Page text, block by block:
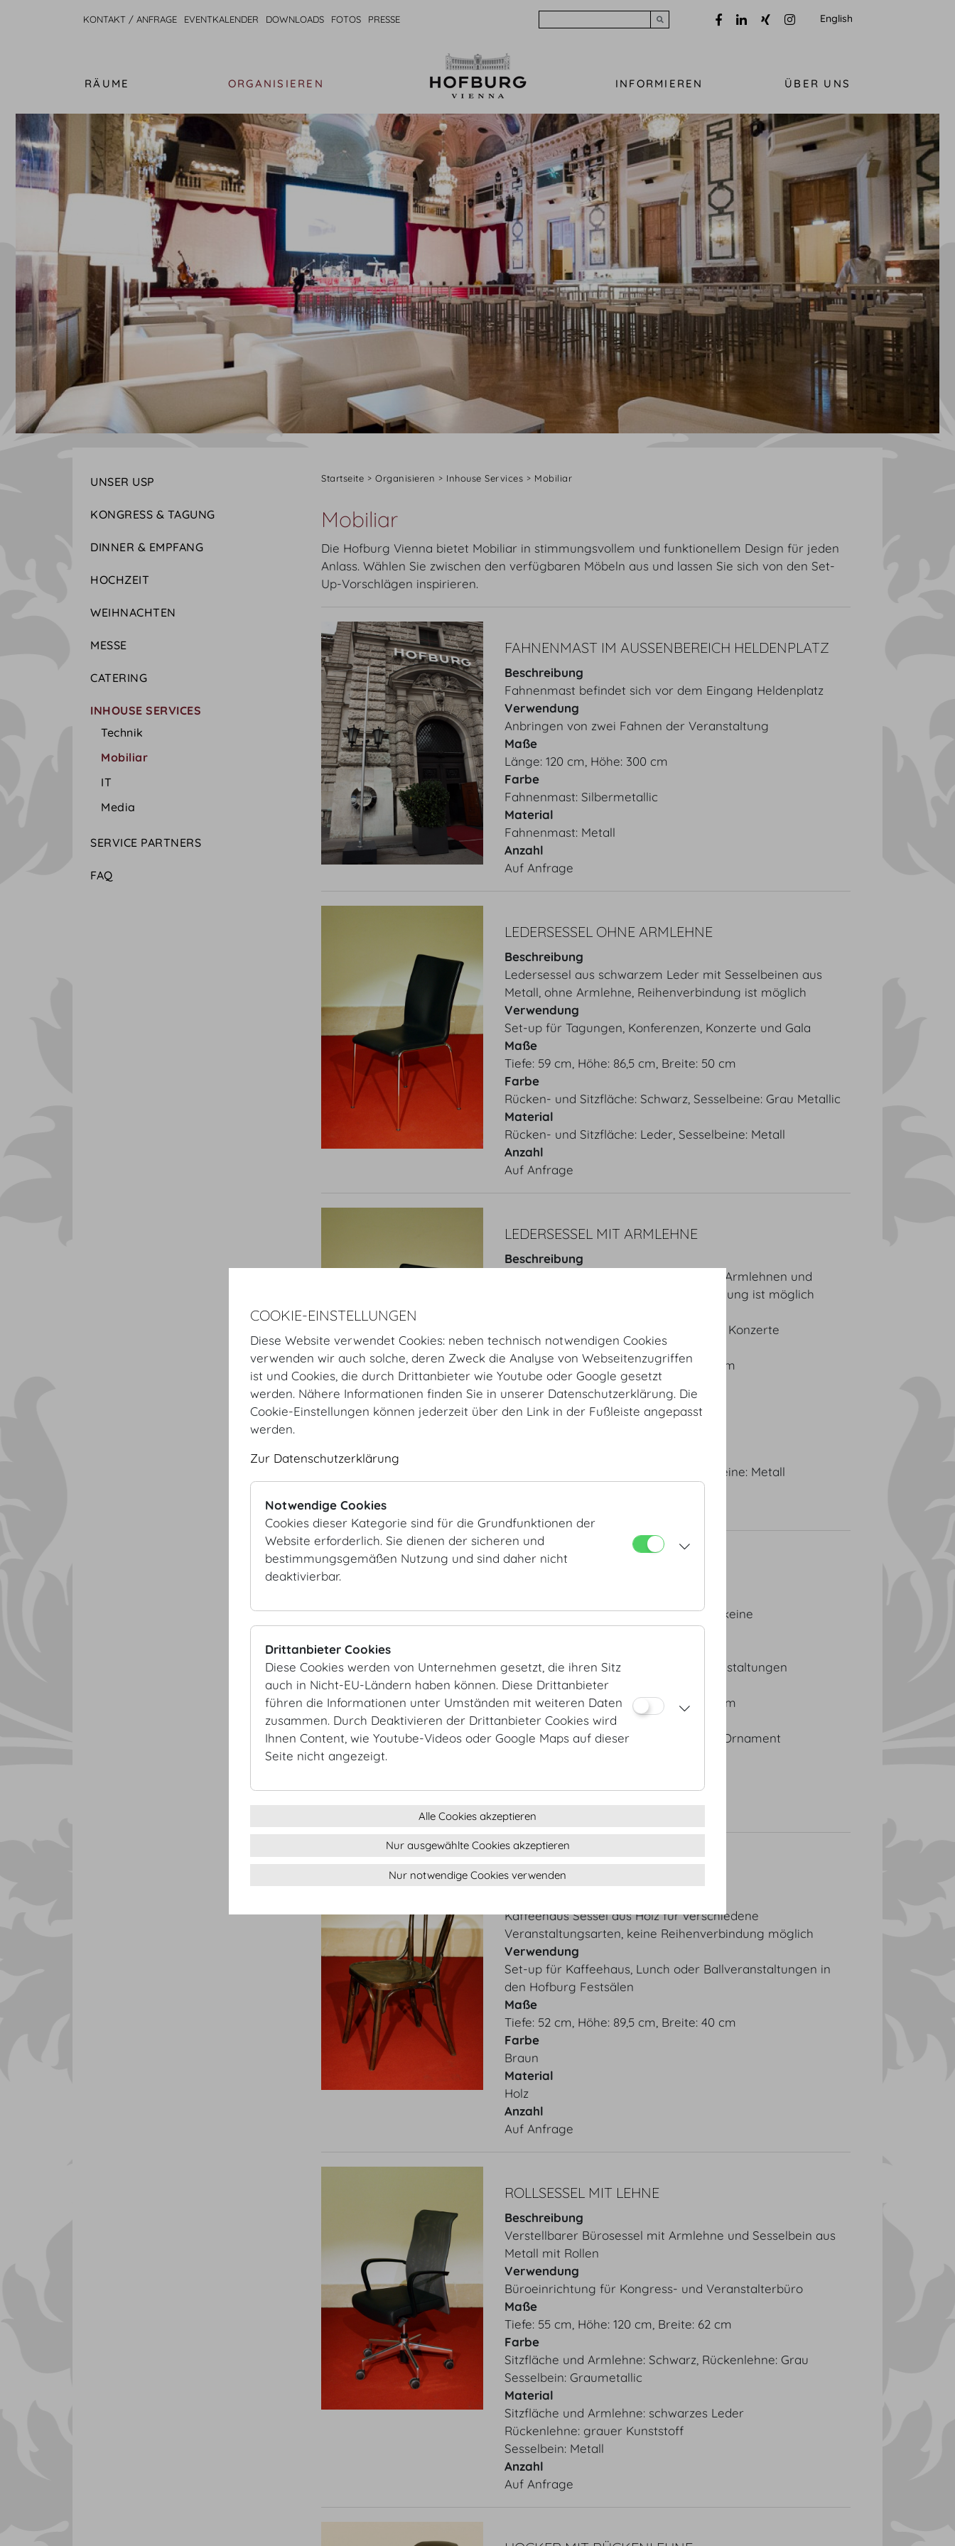
KONTAKT / ANFRAGE EVENTKALENDER DOWNLOADS FOTOS PRESSE English
RÄUME ORGANISIEREN INFORMIEREN ÜBER UNS
UNSER USP
KONGRESS & TAGUNG
DINNER & EMPFANG
HOCHZEIT
WEIHNACHTEN
MESSE
CATERING
INHOUSE SERVICES
Technik
Mobiliar
IT
Media
SERVICE PARTNERS
FAQ
Startseite Organisieren Inhouse Services Mobiliar
Mobiliar
Die Hofburg Vienna bietet Mobiliar in stimmungsvollem und funktionellem Design für jeden
Anlass. Wählen Sie zwischen den verfügbaren Möbeln aus und lassen Sie sich von den Set-
Up-Vorschlägen inspirieren.
FAHNENMAST IM AUSSENBEREICH HELDENPLATZ
Beschreibung
Fahnenmast befindet sich vor dem Eingang Heldenplatz
Verwendung
Anbringen von zwei Fahnen der Veranstaltung
Maße
Länge: 120 cm, Höhe: 300 cm
Farbe
Fahnenmast: Silbermetallic
Material
Fahnenmast: Metall
Anzahl
Auf Anfrage
LEDERSESSEL OHNE ARMLEHNE
Beschreibung
Ledersessel aus schwarzem Leder mit Sesselbeinen aus
Metall, ohne Armlehne, Reihenverbindung ist möglich
Verwendung
Set-up für Tagungen, Konferenzen, Konzerte und Gala
Maße
Tiefe: 59 cm, Höhe: 86,5 cm, Breite: 50 cm
Farbe
Rücken- und Sitzfläche: Schwarz, Sesselbeine: Grau Metallic
Material
Rücken- und Sitzfläche: Leder, Sesselbeine: Metall
Anzahl
Auf Anfrage
LEDERSESSEL MIT ARMLEHNE
Beschreibung
Ledersessel aus schwarzem Leder mit Armlehnen und
Sesselbeinen aus Metall, Reihenverbindung ist möglich
Set-up für Tagungen, Konferenzen und Konzerte
Maße
Tiefe: 59 cm, Höhe: 86,5 cm, Breite: 52 cm
Farbe
Rücken- und Sitzfläche: Schwarz
Armlehne: Schwarz
Rücken- und Sitzfläche: Leder, Sesselbeine: Metall
Goldsessel mit Polsterung, stappelbar, keine
Set-up für Galabankette und Festveranstaltungen
Maße
Tiefe: 43,5 cm, Höhe: 89 cm, Breite: 50 cm
Farbe
Sessel: Gold, Polsterung: goldfarbenes Ornament
Anzahl
Auf Anfrage
THONET-SESSEL
Kaffeehaus Sessel aus Holz für verschiedene
Veranstaltungsarten, keine Reihenverbindung möglich
Verwendung
Set-up für Kaffeehaus, Lunch oder Ballveranstaltungen in
den Hofburg Festsälen
Maße
Tiefe: 52 cm, Höhe: 89,5 cm, Breite: 40 cm
Farbe
Braun
Material
Holz
Anzahl
Auf Anfrage
ROLLSESSEL MIT LEHNE
Beschreibung
Verstellbarer Bürosessel mit Armlehne und Sesselbein aus
Metall mit Rollen
Verwendung
Büroeinrichtung für Kongress- und Veranstalterbüro
Maße
Tiefe: 55 cm, Höhe: 120 cm, Breite: 62 cm
Farbe
Sitzfläche und Armlehne: Schwarz, Rückenlehne: Grau
Sesselbein: Graumetallic
Material
Sitzfläche und Armlehne: schwarzes Leder
Rückenlehne: grauer Kunststoff
Sesselbein: Metall
Anzahl
Auf Anfrage
COOKIE-EINSTELLUNGEN
Diese Website verwendet Cookies: neben technisch notwendigen Cookies
verwenden wir auch solche, deren Zweck die Analyse von Webseitenzugriffen
ist und Cookies, die durch Drittanbieter wie Youtube oder Google gesetzt
werden. Nähere Informationen finden Sie in unserer Datenschutzerklärung. Die
Cookie-Einstellungen können jederzeit über den Link in der Fußleiste angepasst
werden.
Zur Datenschutzerklärung
Notwendige Cookies
Cookies dieser Kategorie sind für die Grundfunktionen der
Website erforderlich. Sie dienen der sicheren und
bestimmungsgemäßen Nutzung und sind daher nicht
deaktivierbar.
Drittanbieter Cookies
Diese Cookies werden von Unternehmen gesetzt, die ihren Sitz
auch in Nicht-EU-Ländern haben können. Diese Drittanbieter
führen die Informationen unter Umständen mit weiteren Daten
zusammen. Durch Deaktivieren der Drittanbieter Cookies wird
Ihnen Content, wie Youtube-Videos oder Google Maps auf dieser
Seite nicht angezeigt.
Alle Cookies akzeptieren
Nur ausgewählte Cookies akzeptieren
Nur notwendige Cookies verwenden